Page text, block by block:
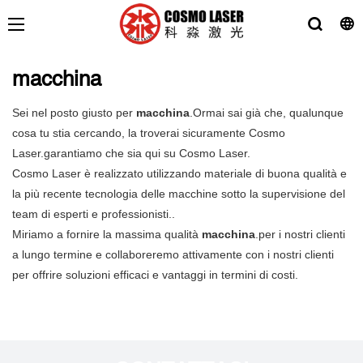
macchina
Sei nel posto giusto per macchina.Ormai sai già che, qualunque
cosa tu stia cercando, la troverai sicuramente Cosmo
Laser.garantiamo che sia qui su Cosmo Laser.
Cosmo Laser è realizzato utilizzando materiale di buona qualità e
la più recente tecnologia delle macchine sotto la supervisione del
team di esperti e professionisti..
Miriamo a fornire la massima qualità macchina.per i nostri clienti
a lungo termine e collaboreremo attivamente con i nostri clienti
per offrire soluzioni efficaci e vantaggi in termini di costi.